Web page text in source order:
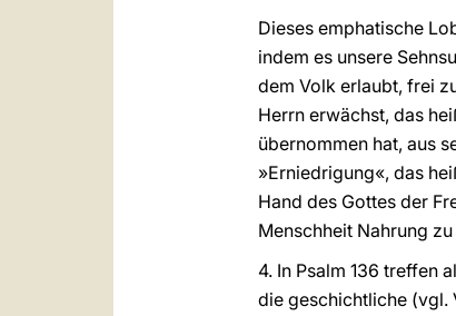
Dieses emphatische
indem es unsere
dem Volk erlaubt, frei
Herrn erwächst, das
übernommen hat, aus
»Erniedrigung«, das
Hand des Gottes der
Menschheit Nahrung
4. In Psalm 136 treffen
die geschichtliche (vgl.